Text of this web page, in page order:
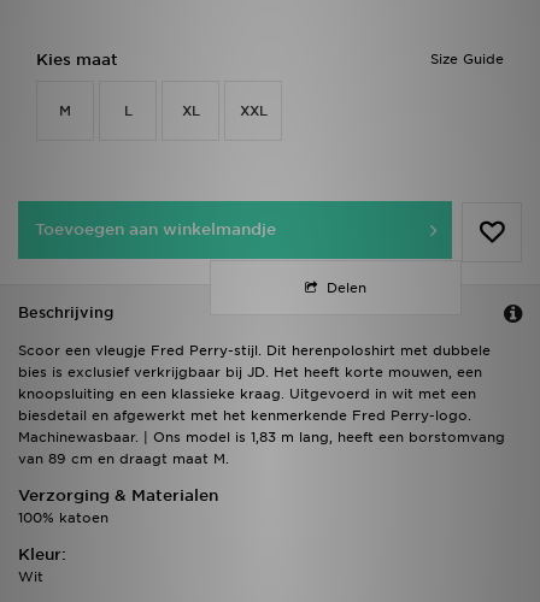
Size Guide
Kies maat
M L XL XXL
Toevoegen aan winkelmandje
Delen
Beschrijving
Scoor een vleugje Fred Perry-stijl. Dit herenpoloshirt met dubbele
bies is exclusief verkrijgbaar bij JD. Het heeft korte mouwen, een
knoopsluiting en een klassieke kraag. Uitgevoerd in wit met een
biesdetail en afgewerkt met het kenmerkende Fred Perry-logo.
Machinewasbaar. | Ons model is 1,83 m lang, heeft een borstomvang
van 89 cm en draagt maat M.
Verzorging & Materialen
100% katoen
Kleur:
Wit